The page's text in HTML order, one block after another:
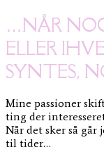
…NÅR
ELLER
SYNTES,
Mine passioner
ting der
Når det sker så
til tider…